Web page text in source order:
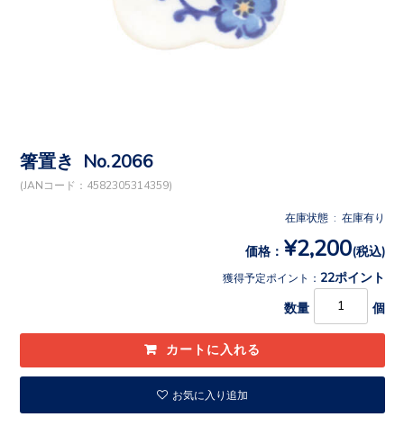
箸置き No.2066
(JANコード：4582305314359)
在庫状態 : 在庫有り
価格： ¥2,200(税込)
獲得予定ポイント： 22ポイント
数量 個
お気に入り追加